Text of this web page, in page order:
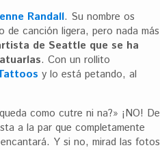
Randall. Su nombre os
canción ligera, pero nada más
de Seattle que se ha
. Con un rollito
y lo está petando, al
como cutre ni na?» ¡NO! De
a la par que completamente
Y si no, mirad las fotos